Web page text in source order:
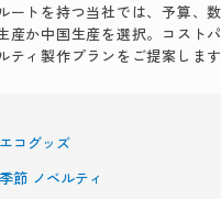
ートを持つ当社では、予算、
産か中国生産を選択。コスト
ティ製作プランをご提案します
エコグッズ
季節 ノベルティ